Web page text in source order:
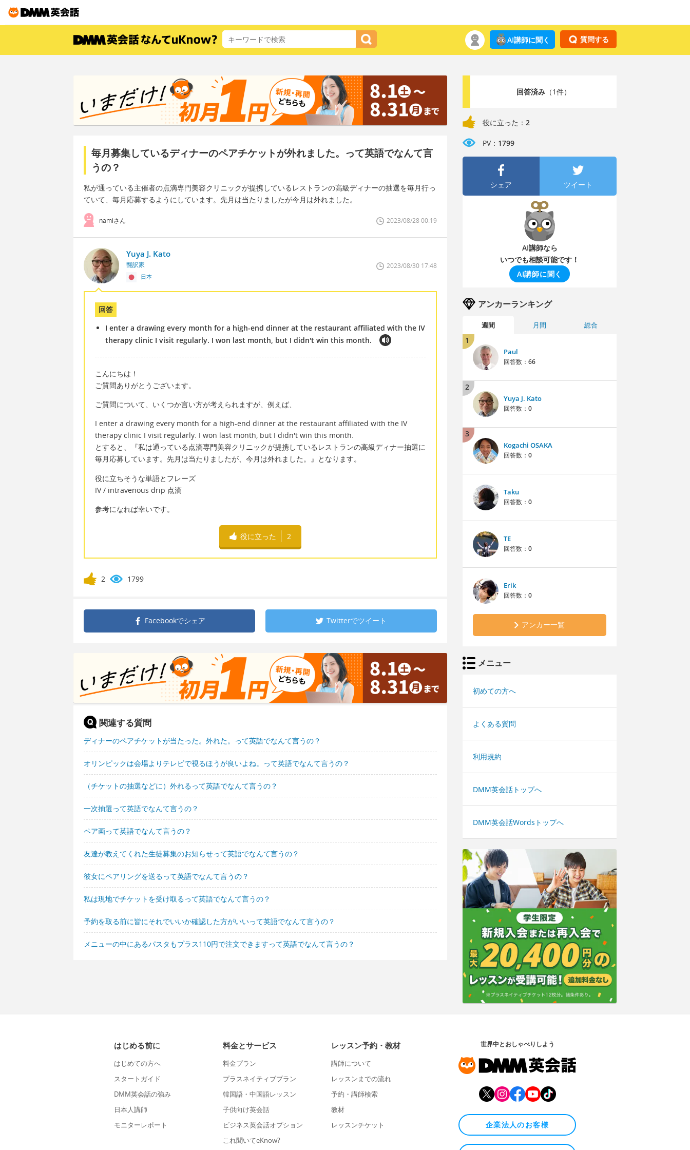
質問する
AI講師に聞く
毎月募集しているディナーのペアチケットが外れました。って英語でなんて言
うの？
私が通っている主催者の点滴専門美容クリニックが提携しているレストランの高級ディナーの抽選を毎月行っ
ていて、毎月応募するようにしています。先月は当たりましたが今月は外れました。
namiさん 2023/08/28 00:19
Yuya J. Kato
翻訳家
日本
2023/08/30 17:48
回答
I enter a drawing every month for a high-end dinner at the restaurant affiliated with the IV
therapy clinic I visit regularly. I won last month, but I didn't win this month.
こんにちは！
ご質問ありがとうございます。
ご質問について、いくつか言い方が考えられますが、例えば、
I enter a drawing every month for a high-end dinner at the restaurant affiliated with the IV
therapy clinic I visit regularly. I won last month, but I didn't win this month.
とすると、『私は通っている点滴専門美容クリニックが提携しているレストランの高級ディナー抽選に
毎月応募しています。先月は当たりましたが、今月は外れました。』となります。
役に立ちそうな単語とフレーズ
IV / intravenous drip 点滴
参考になれば幸いです。
役に立った 2
2 1799
Facebookでシェア Twitterでツイート
関連する質問
ディナーのペアチケットが当たった。外れた。って英語でなんて言うの？
オリンピックは会場よりテレビで視るほうが良いよね。って英語でなんて言うの？
（チケットの抽選などに）外れるって英語でなんて言うの？
一次抽選って英語でなんて言うの？
ペア画って英語でなんて言うの？
友達が教えてくれた生徒募集のお知らせって英語でなんて言うの？
彼女にペアリングを送るって英語でなんて言うの？
私は現地でチケットを受け取るって英語でなんて言うの？
予約を取る前に皆にそれでいいか確認した方がいいって英語でなんて言うの？
メニューの中にあるパスタもプラス110円で注文できますって英語でなんて言うの？
回答済み（1件）
役に立った： 2
PV： 1799
シェア ツイート
AI講師なら
いつでも相談可能です！
AI講師に聞く
アンカーランキング
週間 月間 総合
1
Paul
回答数： 66
2
Yuya J. Kato
回答数： 0
3
Kogachi OSAKA
回答数： 0
Taku
回答数： 0
TE
回答数： 0
Erik
回答数： 0
アンカー一覧
メニュー
初めての方へ
よくある質問
利用規約
DMM英会話トップへ
DMM英会話Wordsトップへ
はじめる前に
はじめての方へ
スタートガイド
DMM英会話の強み
日本人講師
モニターレポート
料金とサービス
料金プラン
プラスネイティブプラン
韓国語・中国語レッスン
子供向け英会話
ビジネス英会話オプション
これ聞いてeKnow?
レッスン予約・教材
講師について
レッスンまでの流れ
予約・講師検索
教材
レッスンチケット
世界中とおしゃべりしよう
企業法人のお客様